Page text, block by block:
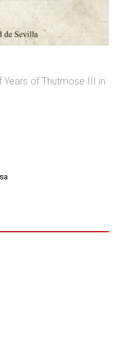
of Thutmose III in